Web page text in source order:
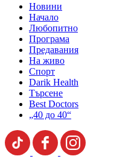
Новини
Начало
Любопитно
Програма
Предавания
На живо
Спорт
Darik Health
Търсене
Best Doctors
„40 до 40“